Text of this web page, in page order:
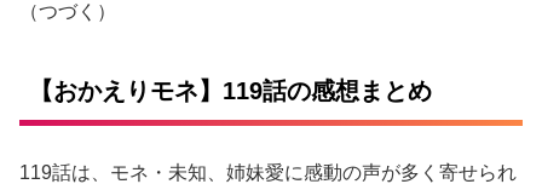
（つづく）
【おかえりモネ】119話の感想まとめ
119話は、モネ・未知、姉妹愛に感動の声が多く寄せられ